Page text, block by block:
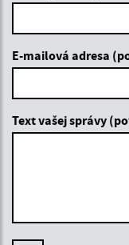
E-mailová adresa
Text vašej správy